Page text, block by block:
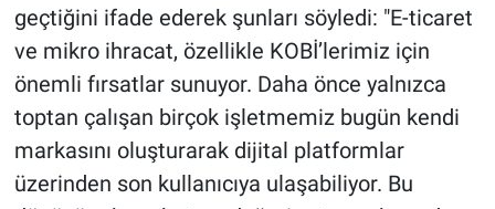
geçtiğini ifade ederek şunları söyledi: "E-ticaret
ve mikro ihracat, özellikle KOBİ’lerimiz için
önemli fırsatlar sunuyor. Daha önce yalnızca
toptan çalışan birçok işletmemiz bugün kendi
markasını oluşturarak dijital platformlar
üzerinden son kullanıcıya ulaşabiliyor. Bu